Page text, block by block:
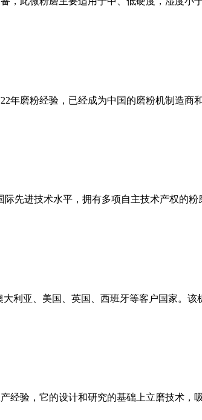
年磨粉经验，已经成为中国的磨粉机制造
先进技术水平，拥有多项自主技术产权的
利亚、美国、英国、西班牙等客户国家。
经验，它的设计和研究的基础上立磨技术